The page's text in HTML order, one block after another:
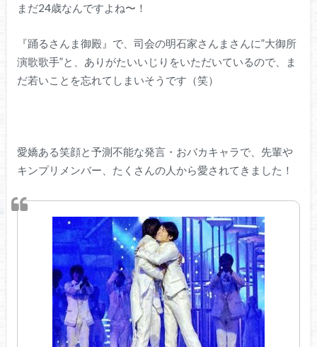
まだ24歳なんですよね〜！
『踊るさんま御殿』で、司会の明石家さんまさんに”大御所
演歌歌手”と、ありがたいいじりをいただいているので、ま
だ若いことを忘れてしまいそうです（笑）
愛嬌ある笑顔と予測不能な発言・おバカキャラで、先輩や
キンプリメンバー、たくさんの人から愛されてきました！